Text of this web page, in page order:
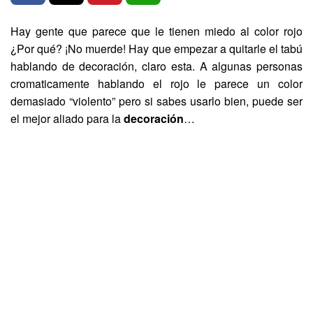
Hay gente que parece que le tienen miedo al color rojo
¿Por qué? ¡No muerde! Hay que empezar a quitarle el tabú
hablando de decoración, claro esta. A algunas personas
cromaticamente hablando el rojo le parece un color
demasiado “violento” pero si sabes usarlo bien, puede ser
el mejor aliado para ladecoración…